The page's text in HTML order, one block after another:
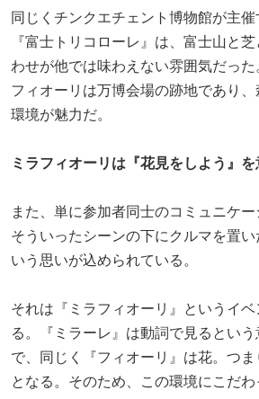
同じくチンクエチェント博物館が主
『富士トリコローレ』は、富士山と
わせが他では味わえない雰囲気だっ
フィオーリは万博会場の跡地であり、
環境が魅力だ。
ミラフィオーリは『花見をしよう』を
また、単に参加者同士のコミュニケー
そういったシーンの下にクルマを置
いう思いが込められている。
それは『ミラフィオーリ』というイ
る。『ミラーレ』は動詞で見るとい
で、同じく『フィオーリ』は花。つま
となる。そのため、この環境にこだわ